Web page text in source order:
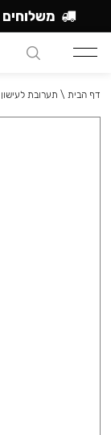
דף הבית \ תערובת לעישון
משלוחים